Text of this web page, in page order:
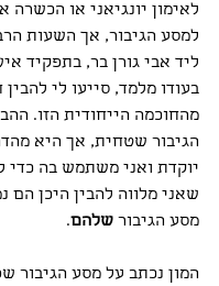
לאימון יונגיאני או
למסע הגיבור, אך השעות
ליד אבי גורן בר, בתפקיד
בעודו מלמד, סייעו לי
מהחוכמה הייחודית הזו.
הגיבור שטחית, אך היא
יוקדת ואני משתמש בה כדי
שאני מלווה להבין היכן הם
מסע הגיבור שלהם.
המון נכתב על מסע הגיבור